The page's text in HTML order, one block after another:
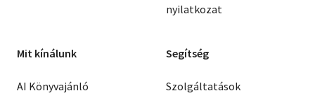
nyilatkozat
Mit kínálunk
AI Könyvajánló
Segítség
Szolgáltatások